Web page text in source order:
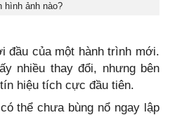
hình ảnh nào?
đầu của một hành trình mới.
nhiều thay đổi, nhưng bên
hiệu tích cực đầu tiên.
thể chưa bùng nổ ngay lập